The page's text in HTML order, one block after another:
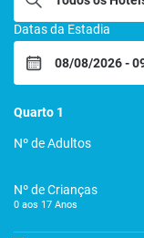
Datas da Estadia
Quarto 1
Nº de Adultos
Nº de Crianças
0 aos 17 Anos